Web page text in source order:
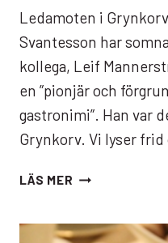
Ledamoten i
Svantesson har
kollega, Leif
en ”pionjär och
gastronimi”. Han var
Grynkorv. Vi lyser
LÄS MER CRISTER
IN